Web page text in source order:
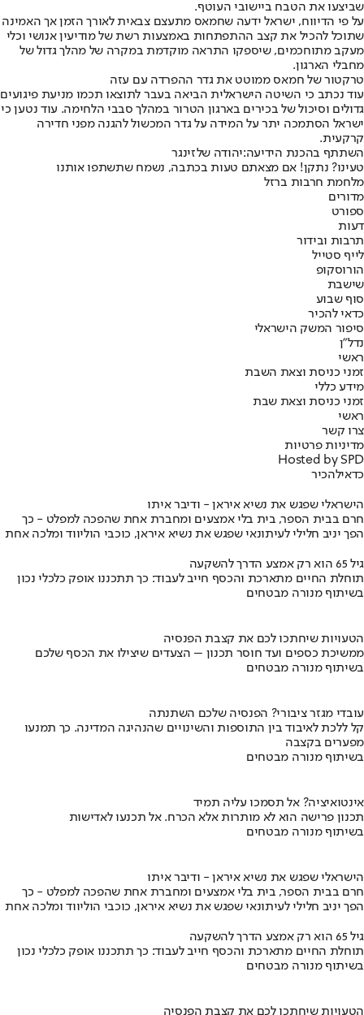
שביצעו את הטבח ביישובי העוטף.
על פי הדיווח, ישראל ידעה שחמאס מתעצם צבאית לאורך הזמן אך האמינה
שתוכל להכיל את קצב ההתפתחות באמצעות רשת של מודיעין אנושי וכלי
מעקב מתוחכמים, שיספקו התראה מוקדמת במקרה של מהלך גדול של
מחבלי הארגון.
טרקטור של חמאס ממוטט את גדר ההפרדה עם עזה
עוד נכתב כי השיטה הישראלית הביאה בעבר לתוצאו תכמו מניעת פיגועים
גדולים וסיכול של בכירים בארגון הטרור במהלך סבבי הלחימה. עוד נטען כי
ישראל הסתמכה יתר על המידה על גדר המכשול להגנה מפני חדירה
קרקעית.
השתתף בהכנת הידיעה:יהודה שלזינגר
טעינו? נתקן! אם מצאתם טעות בכתבה, נשמח שתשתפו אותנו
מלחמת חרבות ברזל
מדורים
ספורט
דעות
תרבות ובידור
לייף סטייל
הורוסקופ
שישבת
סוף שבוע
כדאי להכיר
סיפור המשק הישראלי
נדל"ן
ראשי
זמני כניסת וצאת השבת
מידע כללי
זמני כניסת וצאת שבת
ראשי
צרו קשר
מדיניות פרטיות
Hosted by SPD
כדאילהכיר
הישראלי שפגש את נשיא איראן - ודיבר איתו
חרם בבית הספר, בית בלי אמצעים ומחברת אחת שהפכה למפלט - כך
הפך יניב חלילי לעיתונאי שפגש את נשיא איראן, כוכבי הוליווד ומלכה אחת
גיל 65 הוא רק אמצע הדרך להשקעה
תוחלת החיים מתארכת והכסף חייב לעבוד: כך תתכננו אופק כלכלי נכון
בשיתוף מנורה מבטחים
הטעויות שיחתכו לכם את קצבת הפנסיה
ממשיכת כספים ועד חוסר תכנון – הצעדים שיצילו את הכסף שלכם
בשיתוף מנורה מבטחים
עובדי מגזר ציבורי? הפנסיה שלכם השתנתה
קל ללכת לאיבוד בין התוספות והשינויים שהנהיגה המדינה. כך תמנעו
מפערים בקצבה
בשיתוף מנורה מבטחים
אינטואיציה? אל תסמכו עליה תמיד
תכנון פרישה הוא לא מותרות אלא הכרח. אל תכנעו לאדישות
בשיתוף מנורה מבטחים
הישראלי שפגש את נשיא איראן - ודיבר איתו
חרם בבית הספר, בית בלי אמצעים ומחברת אחת שהפכה למפלט - כך
הפך יניב חלילי לעיתונאי שפגש את נשיא איראן, כוכבי הוליווד ומלכה אחת
גיל 65 הוא רק אמצע הדרך להשקעה
תוחלת החיים מתארכת והכסף חייב לעבוד: כך תתכננו אופק כלכלי נכון
בשיתוף מנורה מבטחים
הטעויות שיחתכו לכם את קצבת הפנסיה